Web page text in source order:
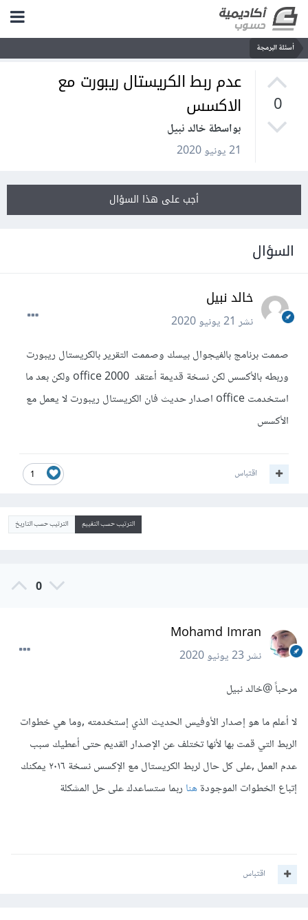
أسئلة البرمجة
0
عدم ربط الكريستال ريبورت مع
الاكسس
بواسطة خالد نبيل
21 يونيو 2020
أجب على هذا السؤال
السؤال
خالد نبيل
نشر21 يونيو 2020
صممت برنامج بالفيجوال بيسك وصممت التقرير بالكريستال ريبورت
وربطه بالأكسس لكن نسخة قديمة أعتقد office 2000 ولكن بعد ما
استخدمت office اصدار حديث فان الكريستال ريبورت لا يعمل مع
الأكسس
1 اقتباس
الترتيب حسب التقييم الترتيب حسب التاريخ
0
Mohamd Imran
نشر23 يونيو 2020
مرحباً@خالد نبيل
لا أعلم ما هو إصدار الأوفيس الحديث الذي إستخدمته ,وما هي خطوات
الربط التي قمت بها لأنها تختلف عن الإصدار القديم حتى أعطيك سبب
عدم العمل ,على كل حال لربط الكريستال مع الإكسس نسخة ٢٠١٦ يمكنك
إتباع الخطوات الموجودةهناربما ستساعدك على حل المشكلة
اقتباس